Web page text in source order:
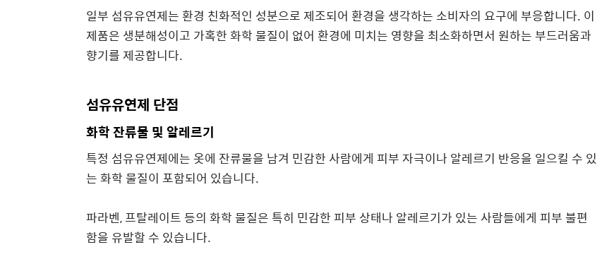
일부 섬유유연제는 환경 친화적인 성분으로 제조되어 환경을 생각하는 소비자의 요구에 부응합니다. 이
제품은 생분해성이고 가혹한 화학 물질이 없어 환경에 미치는 영향을 최소화하면서 원하는 부드러움과
향기를 제공합니다.
섬유유연제 단점
화학 잔류물 및 알레르기
특정 섬유유연제에는 옷에 잔류물을 남겨 민감한 사람에게 피부 자극이나 알레르기 반응을 일으킬 수 있
는 화학 물질이 포함되어 있습니다.
파라벤, 프탈레이트 등의 화학 물질은 특히 민감한 피부 상태나 알레르기가 있는 사람들에게 피부 불편
함을 유발할 수 있습니다.